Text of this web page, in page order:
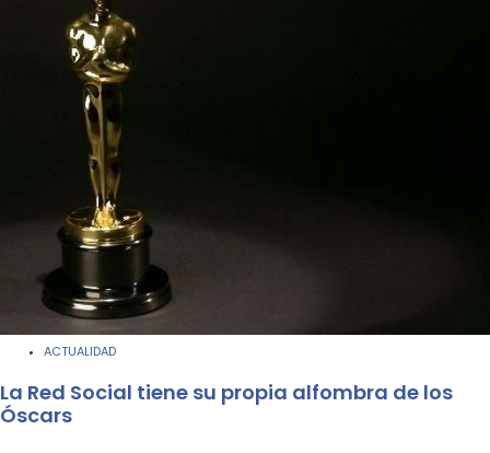
ACTUALIDAD
La Red Social tiene su propia alfombra de los
Óscars